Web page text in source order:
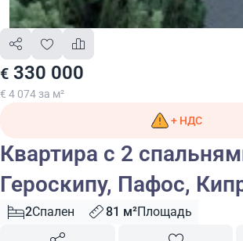
€ 330 000
€ 4 074 за м²
+ НДС
Квартира с 2
Героскипу, Пафос,
2Спален 81 м²Площадь